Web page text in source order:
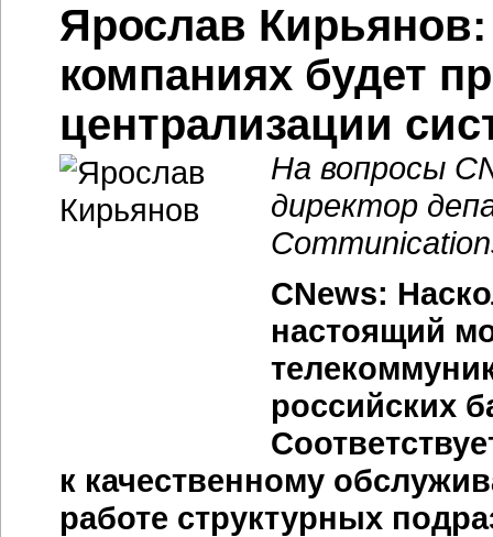
Ярослав
компаниях будет
централизации
На вопросы
директор
CNews:
настоящий
российских
к качественному
работе структурных